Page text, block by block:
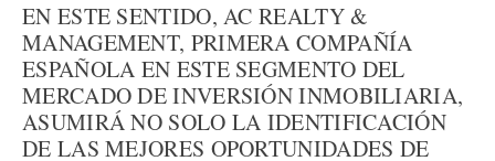
EN ESTE SENTIDO, AC REALTY &
MANAGEMENT, PRIMERA COMPAÑÍA
ESPAÑOLA EN ESTE SEGMENTO DEL
MERCADO DE INVERSIÓN INMOBILIARIA,
ASUMIRÁ NO SOLO LA IDENTIFICACIÓN
DE LAS MEJORES OPORTUNIDADES DE